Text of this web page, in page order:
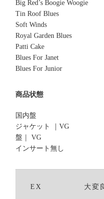
Big Red’s Boogie Woogie
Tin Roof Blues
Soft Winds
Royal Garden Blues
Patti Cake
Blues For Janet
Blues For Junior
商品状態
国内盤
ジャケット ｜VG
盤｜ VG
インサート無し
EX 大変